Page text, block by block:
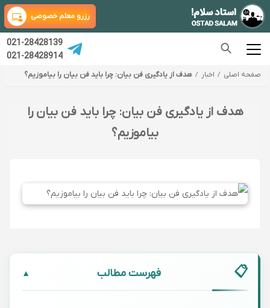
رزرو معلم خصوصی
021-28428139
021-28428914
صفحه اصلی اخبار هدف از یادگیری فن بیان: چرا باید فن بیان را بیاموزیم؟
هدف از یادگیری فن بیان: چرا باید فن بیان را
بیاموزیم؟
فهرست مطالب ▼